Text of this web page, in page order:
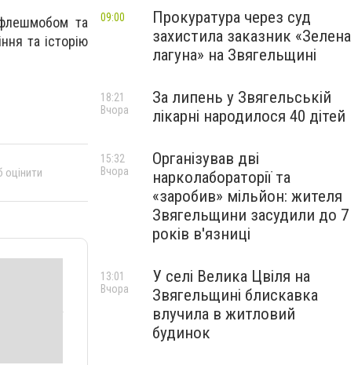
та
та історію
оцінити
Прокуратура через суд
захистила заказник «Зелена
лагуна» на Звягельщині
09:00
За липень у Звягельській
лікарні народилося 40 дітей
18:21
Вчора
Організував дві
нарколабораторії та
«заробив» мільйон: жителя
Звягельщини засудили до 7
років в'язниці
15:32
Вчора
У селі Велика Цвіля на
Звягельщині блискавка
влучила в житловий
будинок
13:01
Вчора